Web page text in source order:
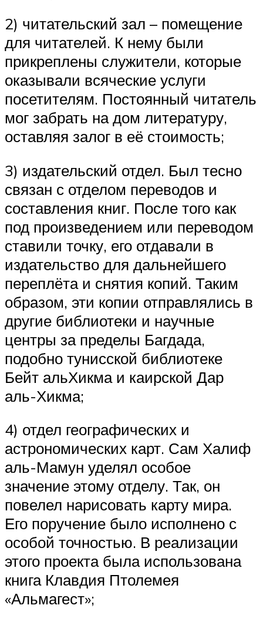
2) читательский зал – помещение
для читателей. К нему были
прикреплены служители, которые
оказывали всяческие услуги
посетителям. Постоянный читатель
мог забрать на дом литературу,
оставляя залог в её стоимость;
3) издательский отдел. Был тесно
связан с отделом переводов и
составления книг. После того как
под произведением или переводом
ставили точку, его отдавали в
издательство для дальнейшего
переплёта и снятия копий. Таким
образом, эти копии отправлялись в
другие библиотеки и научные
центры за пределы Багдада,
подобно тунисской библиотеке
Бейт альХикма и каирской Дар
аль-Хикма;
4) отдел географических и
астрономических карт. Сам Халиф
аль-Мамун уделял особое
значение этому отделу. Так, он
повелел нарисовать карту мира.
Его поручение было исполнено с
особой точностью. В реализации
этого проекта была использована
книга Клавдия Птолемея
«Альмагест»;